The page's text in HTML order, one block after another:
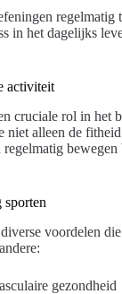
regelmatig
in het dagelijks
activiteit
cruciale rol in het
niet alleen de
sporten
voordelen
gezondheid